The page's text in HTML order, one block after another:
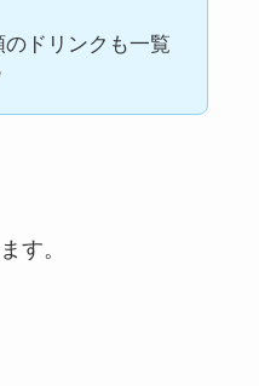
ドリンクも一覧
す。